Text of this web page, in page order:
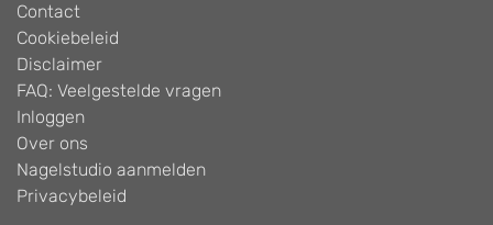
Contact
Cookiebeleid
Disclaimer
FAQ: Veelgestelde vragen
Inloggen
Over ons
Nagelstudio aanmelden
Privacybeleid